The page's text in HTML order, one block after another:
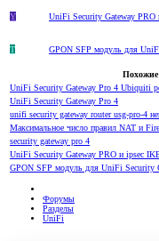
Y UniFi Security Gateway PRO
T GPON SFP модуль для
UniFi Security Gateway Pro 4 Ubiquiti
UniFi Security Gateway Pro 4
unifi security gateway router usg-pro-4
Максимальное число правил NAT и
security gateway pro 4
UniFi Security Gateway PRO и ipsec
GPON SFP модуль для UniFi Security
Форумы
Разделы
UniFi